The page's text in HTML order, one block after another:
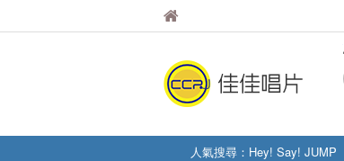
人氣搜尋： Hey! Say! JUMP